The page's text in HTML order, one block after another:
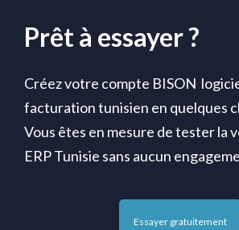
Prêt à essayer ?
Créez votre compte BISON
facturation tunisien en quelques
Vous êtes en mesure de tester la
ERP Tunisie sans aucun
Essayer gratuitement